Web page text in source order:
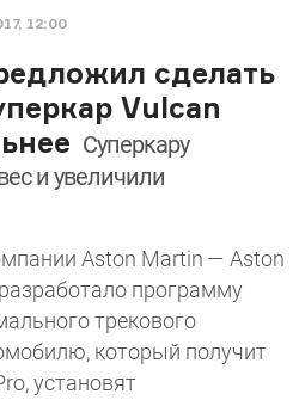
12:00
сделать
Vulcan
Суперкару
и увеличили
Aston Martin — Aston
программу
трекового
который получит
установят